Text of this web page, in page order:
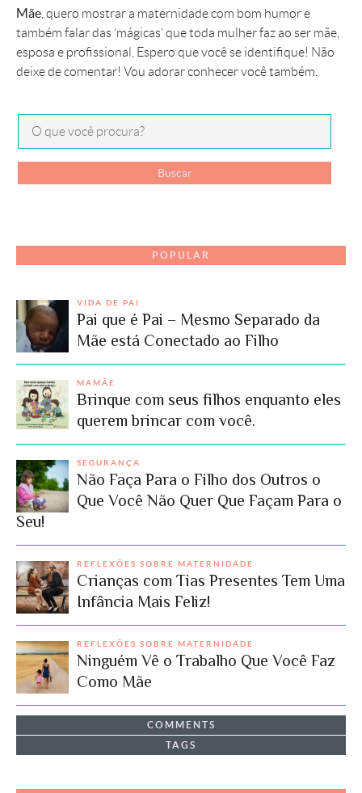
Mãe , quero mostrar a maternidade com bom humor e
também falar das ‘mágicas’ que toda mulher faz ao ser mãe,
esposa e profissional. Espero que você se identifique! Não
deixe de comentar! Vou adorar conhecer você também.
POPULAR
VIDA DE PAI
Pai que é Pai – Mesmo Separado da
Mãe está Conectado ao Filho
MAMÃE
Brinque com seus filhos enquanto eles
querem brincar com você.
SEGURANÇA
Não Faça Para o Filho dos Outros o
Que Você Não Quer Que Façam Para o
Seu!
REFLEXÕES SOBRE MATERNIDADE
Crianças com Tias Presentes Tem Uma
Infância Mais Feliz!
REFLEXÕES SOBRE MATERNIDADE
Ninguém Vê o Trabalho Que Você Faz
Como Mãe
COMMENTS
TAGS